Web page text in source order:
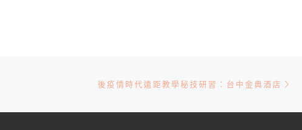
後疫情時代遠距教學秘技研習：台中金典酒店